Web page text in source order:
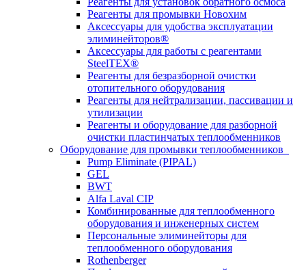
Реагенты для промывки Новохим
Аксессуары для удобства эксплуатации
элиминейторов®
Аксессуары для работы с реагентами
SteelTEX®
Реагенты для безразборной очистки
отопительного оборудования
Реагенты для нейтрализации, пассивации и
утилизации
Реагенты и оборудование для разборной
очистки пластинчатых теплообменников
Оборудование для промывки теплообменников
Pump Eliminate (PIPAL)
GEL
BWT
Alfa Laval CIP
Комбинированные для теплообменного
оборудования и инженерных систем
Персональные элиминейторы для
теплообменного оборудования
Rothenberger